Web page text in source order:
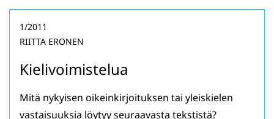
Kielivoimistelua
1/2011
RIITTA ERONEN
Mitä nykyisen oikeinkirjoituksen tai yleiskielen
vastaisuuksia löytyy seuraavasta tekstistä?